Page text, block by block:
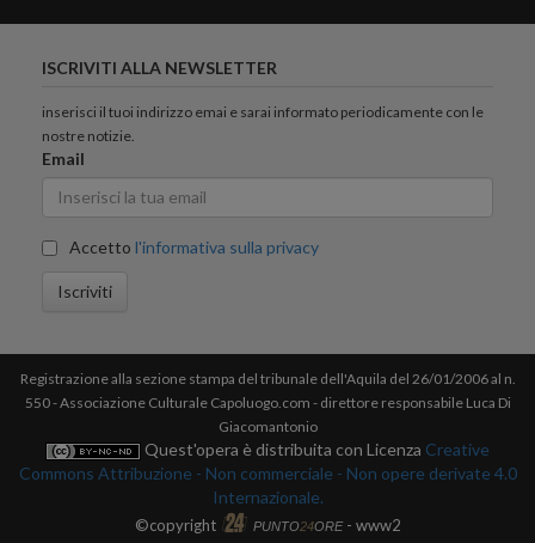
ISCRIVITI ALLA NEWSLETTER
inserisci il tuoi indirizzo emai e sarai informato periodicamente con le
nostre notizie.
Email
Accetto l'informativa sulla privacy
Iscriviti
Registrazione alla sezione stampa del tribunale dell'Aquila del 26/01/2006 al n.
550 - Associazione Culturale Capoluogo.com - direttore responsabile Luca Di
Giacomantonio
Quest'opera è distribuita con Licenza Creative
Commons Attribuzione - Non commerciale - Non opere derivate 4.0
Internazionale.
©copyright PUNTO24ORE- www2